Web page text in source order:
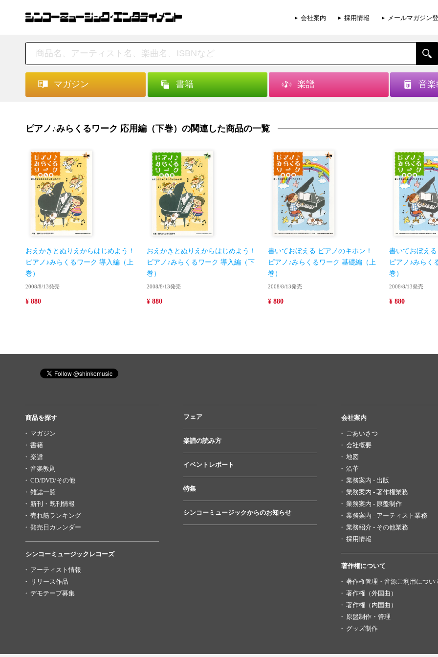
会社案内 採用情報 メールマガジン
マガジン 書籍 楽譜 音楽
ピアノ♪みらくるワーク 応用編（下巻）の関連した商品の一覧
おえかきとぬりえからはじめよう！
ピアノ♪みらくるワーク 導入編（上
巻）
2008/8/13発売
¥ 880
おえかきとぬりえからはじめよう！
ピアノ♪みらくるワーク 導入編（下
巻）
2008/8/13発売
¥ 880
書いておぼえる ピアノのキホン！
ピアノ♪みらくるワーク 基礎編（上
巻）
2008/8/13発売
¥ 880
書いておぼえ
ピアノ♪みらく
巻）
2008/8/13発売
¥ 880
商品を探す
マガジン
書籍
楽譜
音楽教則
CD/DVD/その他
雑誌一覧
新刊・既刊情報
売れ筋ランキング
発売日カレンダー
シンコーミュージックレコーズ
アーティスト情報
リリース作品
デモテープ募集
フェア
楽譜の読み方
イベントレポート
特集
シンコーミュージックからのお知らせ
会社案内
ごあいさつ
会社概要
地図
沿革
業務案内 - 出版
業務案内 - 著作権業務
業務案内 - 原盤制作
業務案内 - アーティスト業務
業務紹介 - その他業務
採用情報
著作権について
著作権管理・音源ご利用につい
著作権（外国曲）
著作権（内国曲）
原盤制作・管理
グッズ制作